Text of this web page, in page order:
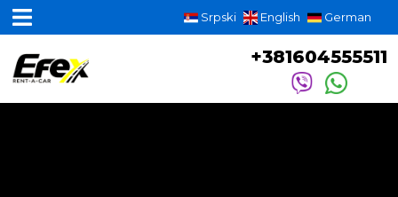
Srpski English German
+381604555511